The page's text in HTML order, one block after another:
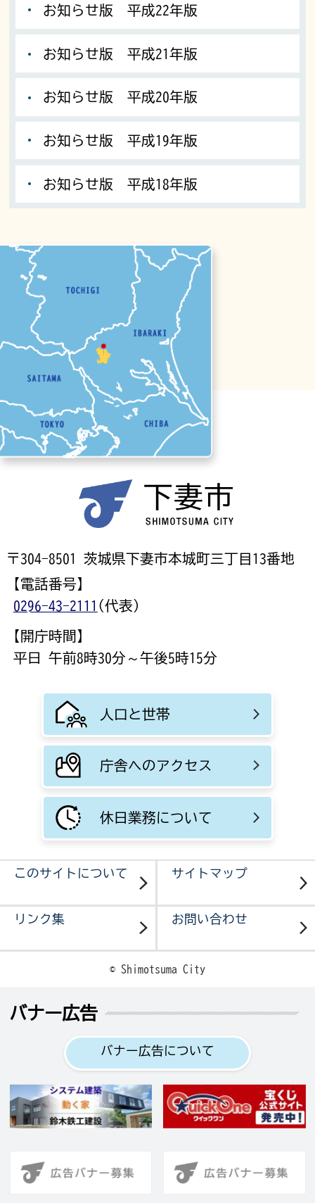
お知らせ版 平成22年版
お知らせ版 平成21年版
お知らせ版 平成20年版
お知らせ版 平成19年版
お知らせ版 平成18年版
〒304-8501 茨城県下妻市本城町三丁目13番地
【電話番号】
0296-43-2111 (代表)
【開庁時間】
平日 午前8時30分～午後5時15分
人口と世帯
庁舎へのアクセス
休日業務について
このサイトについて サイトマップ
リンク集 お問い合わせ
© Shimotsuma City
バナー広告
バナー広告について